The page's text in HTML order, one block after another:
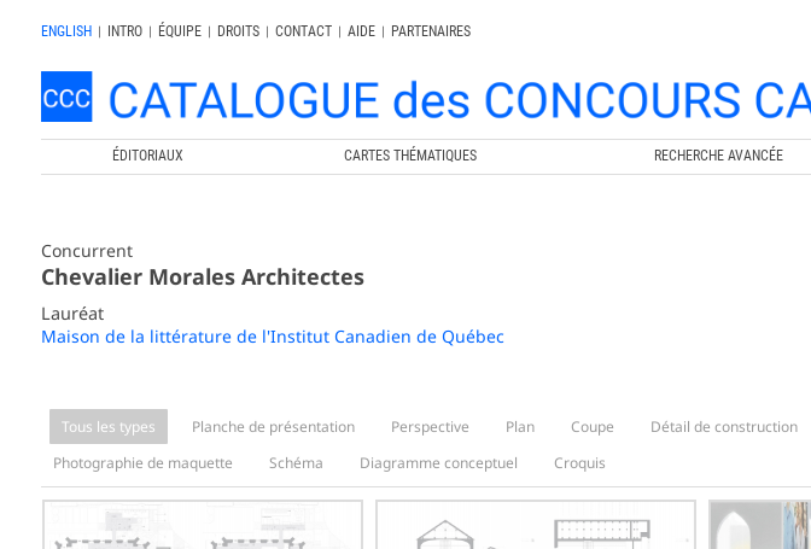
ENGLISH | INTRO | ÉQUIPE | DROITS | CONTACT | AIDE |
PARTENAIRES
ÉDITORIAUX CARTES THÉMATIQUES RECHERCHE AVANCÉE
Concurrent
Chevalier Morales Architectes
Lauréat
Maison de la littérature de l'Institut Canadien de Québec
Tous les types Planche de présentation Perspective Plan Coupe
Détail de construction
Photographie de maquette
Schéma Diagramme conceptuel Croquis